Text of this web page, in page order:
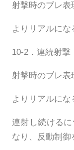
射撃時のブレ表
よりリアルに
10-2．連続射撃
射撃時のブレ表
よりリアルに
連射し続ける
なり、反動制御